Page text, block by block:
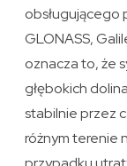
obsługującego
GLONASS,
oznacza to, że
głębokich
stabilnie przez
różnym terenie